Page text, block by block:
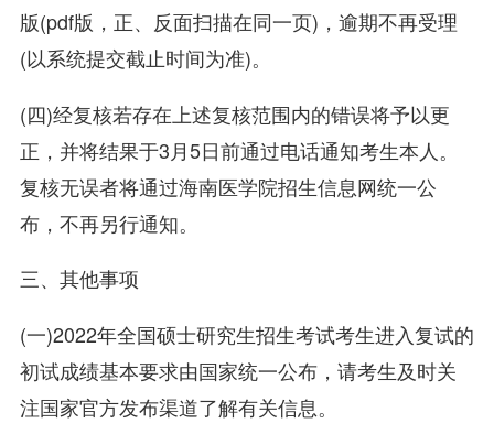
版(pdf版，正、反面扫描在同一页)，逾期不再受理
(以系统提交截止时间为准)。
(四)经复核若存在上述复核范围内的错误将予以更
正，并将结果于3月5日前通过电话通知考生本人。
复核无误者将通过海南医学院招生信息网统一公
布，不再另行通知。
三、其他事项
(一)2022年全国硕士研究生招生考试考生进入复试的
初试成绩基本要求由国家统一公布，请考生及时关
注国家官方发布渠道了解有关信息。